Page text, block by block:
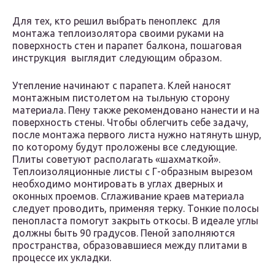
Для тех, кто решил выбрать пеноплекс для
монтажа теплоизолятора своими руками на
поверхность стен и парапет балкона, пошаговая
инструкция выглядит следующим образом.
Утепление начинают с парапета. Клей наносят
монтажным пистолетом на тыльную сторону
материала. Пену также рекомендовано нанести и на
поверхность стены. Чтобы облегчить себе задачу,
после монтажа первого листа нужно натянуть шнур,
по которому будут проложены все следующие.
Плиты советуют располагать «шахматкой».
Теплоизоляционные листы с Г-образным вырезом
необходимо монтировать в углах дверных и
оконных проемов. Сглаживание краев материала
следует проводить, применяя терку. Тонкие полосы
пенопласта помогут закрыть откосы. В идеале углы
должны быть 90 градусов. Пеной заполняются
пространства, образовавшиеся между плитами в
процессе их укладки.